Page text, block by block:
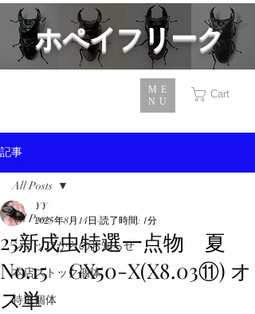
​ホペイフリーク
ME
NU
Cart
記事
All Posts
ショップからのお知らせ
本店ストック個体
特選個体
All Posts
25新成虫特選一点物 夏
No.15 GX50-X(X8.03⑪) オ
ス単
YY
2025年8月14日 読了時間: 1分